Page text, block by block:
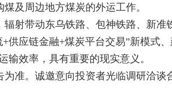
及周边地方煤炭的外运工作。
射带动东乌铁路、包神铁路、新准
供应链金融+煤炭平台交易”新模式
输效率，具有重要的现实意义。
准。诚邀意向投资者光临调研洽谈